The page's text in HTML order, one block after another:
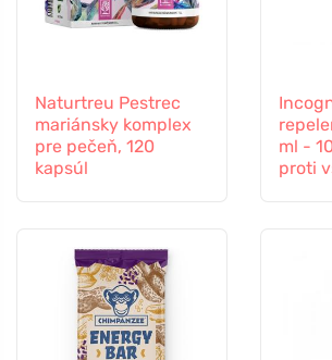
Naturtreu Pestrec
mariánsky komplex
pre pečeň, 120
kapsúl
ml -
proti